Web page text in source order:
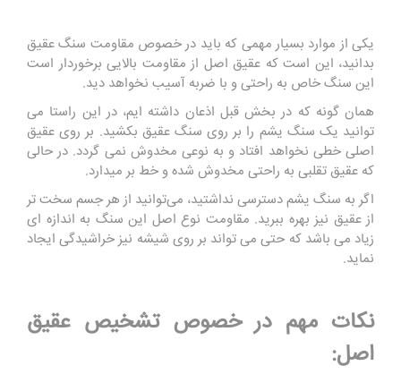
یکی از موارد بسیار مهمی که باید در خصوص مقاومت سنگ عقیق
بدانید، این است که عقیق اصل از مقاومت بالایی برخوردار است
این سنگ خاص به راحتی و با ضربه آسیب نخواهد دید.
همان گونه که در بخش قبل اذعان داشته ایم، در این راستا می
توانید یک سنگ یشم را بر روی سنگ عقیق بکشید. بر روی عقیق
اصلی خطی نخواهد افتاد و به نوعی مخدوش نمی گردد. در حالی
که عقیق تقلبی به راحتی مخدوش شده و خط بر میدارد.
اگر به سنگ یشم دسترسی نداشتید، می‌توانید از هر جسم سخت تر
از عقیق نیز بهره ببرید. مقاومت نوع اصل این سنگ به اندازه ای
زیاد می باشد که حتی می ‌تواند بر روی شیشه نیز خراشیدگی ایجاد
نماید.
نکات مهم در خصوص تشخیص عقیق
اصل: